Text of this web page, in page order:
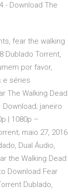
- Download The
fear the walking
Dublado Torrent,
por favor,
e séries
The Walking Dead
Download; janeiro
| 1080p –
maio 27, 2016
Dual Áudio,
the Walking Dead
Download Fear
Dublado,